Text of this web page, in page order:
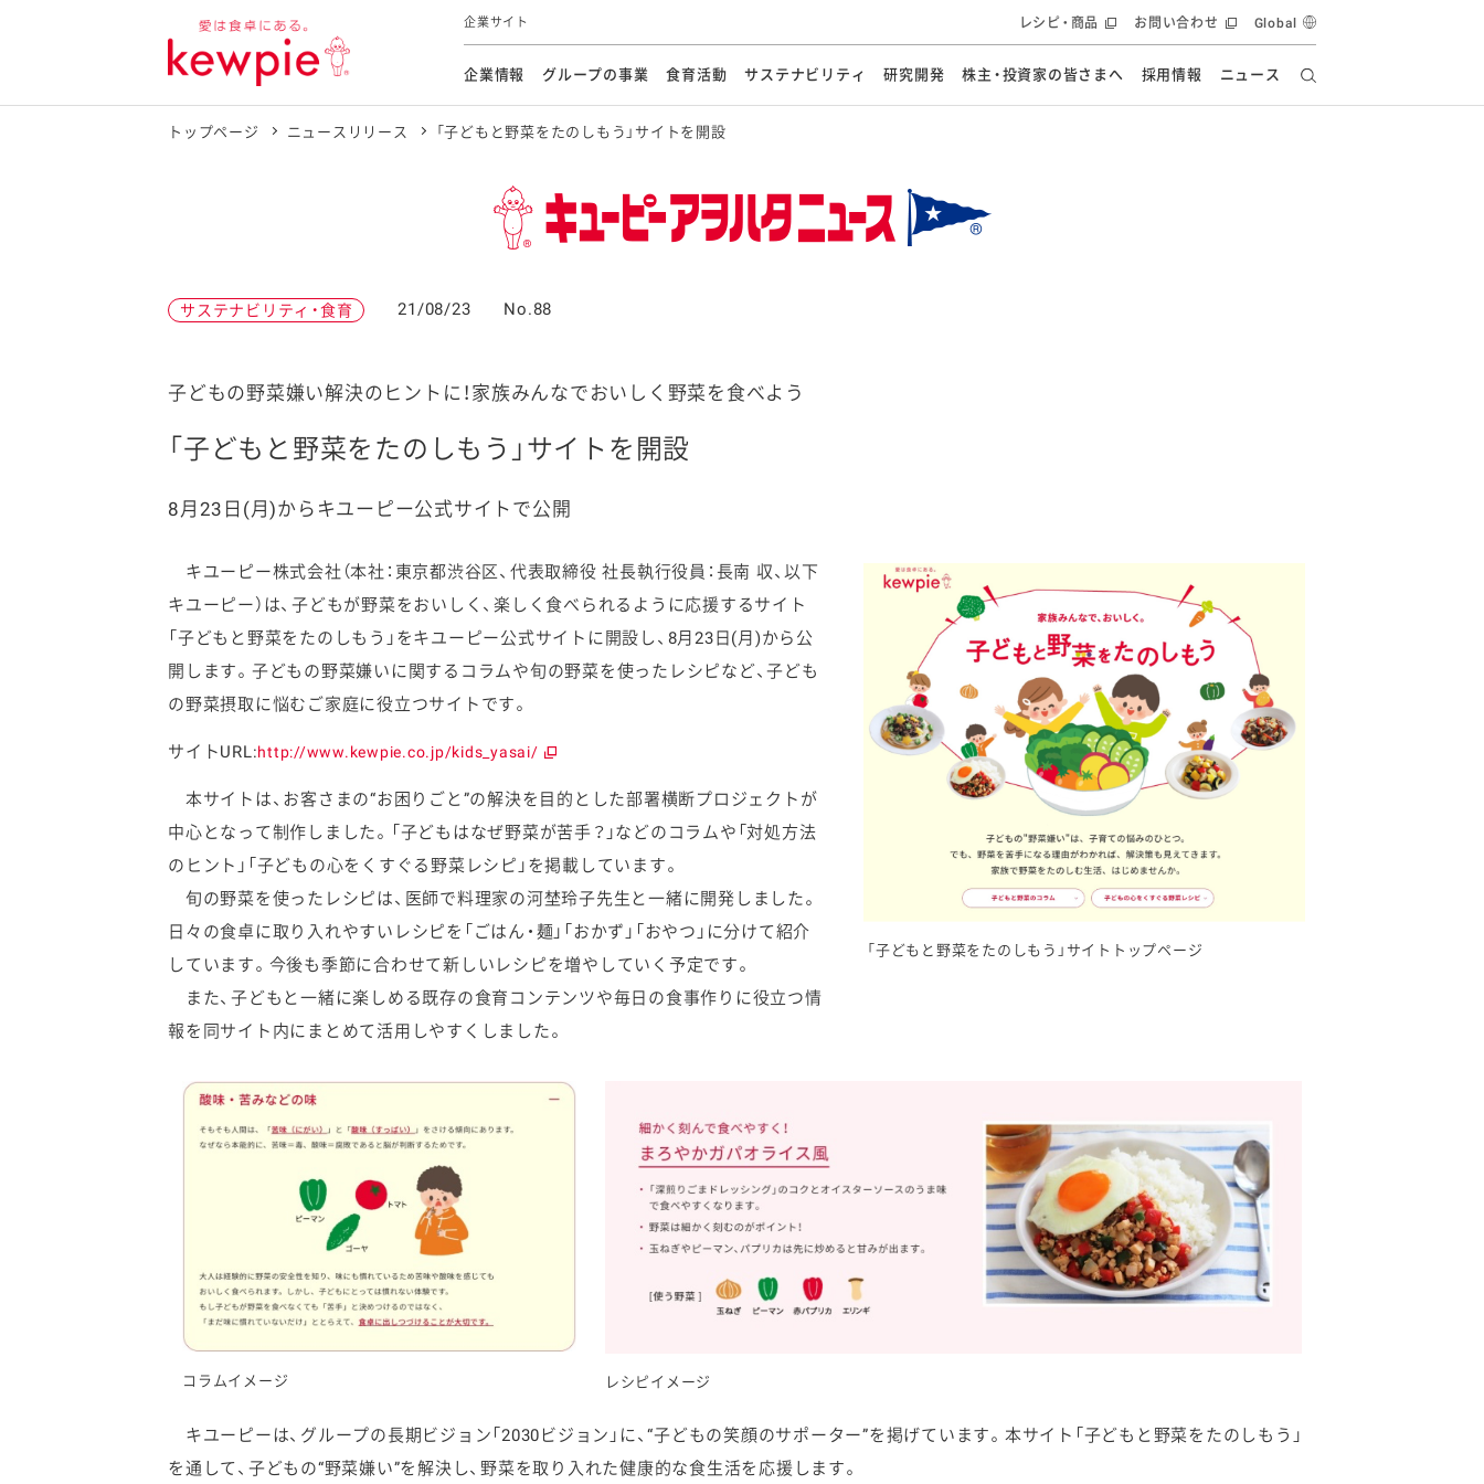
企業サイト
企業情報
トップメッセージ 基本方針
グループの事業
市販用 業務用
食育活動
食育活動方針 食育活動の歩み
食をテーマにした講演会 オープンキッチン（工場見学） マヨテラス（見学施設）
サステナビリティ
トップメッセージ サステナビリティマネジメント
持続可能な調達 人権の尊重 ガバナンス
品質と安全・安心 開示方針
イニシアチブ・加盟団体
サステナビリティ活動
研究開発
本部長メッセージ 研究開発ビジョン
株主・投資家の皆さまへ
個人投資家の皆さまへ 経営情報
IRよくあるご質問 ディスクロージャーポリシー 電子公告
免責事項
採用情報 ニュース
レシピ・商品
お客様相談室 業務用商品
ファインケミカル
お問い合わせ Global
サステナビリティ・食育 21/08/23 No.88
子どもの野菜嫌い解決のヒントに！家族みんなでおいしく野菜を食べよう
「子どもと野菜をたのしもう」サイトを開設
8月23日(月)からキユーピー公式サイトで公開
「子どもと野菜をたのしもう」サイトトップページ
キユーピー株式会社（本社：東京都渋谷区、代表取締役 社長執行役員：長南 収、以下
キユーピー）は、子どもが野菜をおいしく、楽しく食べられるように応援するサイト
「子どもと野菜をたのしもう」をキユーピー公式サイトに開設し、8月23日(月)から公
開します。子どもの野菜嫌いに関するコラムや旬の野菜を使ったレシピなど、子ども
の野菜摂取に悩むご家庭に役立つサイトです。
サイトURL:http://www.kewpie.co.jp/kids_yasai/
本サイトは、お客さまの“お困りごと”の解決を目的とした部署横断プロジェクトが
中心となって制作しました。「子どもはなぜ野菜が苦手？」などのコラムや「対処方法
のヒント」「子どもの心をくすぐる野菜レシピ」を掲載しています。
旬の野菜を使ったレシピは、医師で料理家の河埜玲子先生と一緒に開発しました。
日々の食卓に取り入れやすいレシピを「ごはん・麺」「おかず」「おやつ」に分けて紹介
しています。今後も季節に合わせて新しいレシピを増やしていく予定です。
また、子どもと一緒に楽しめる既存の食育コンテンツや毎日の食事作りに役立つ情
報を同サイト内にまとめて活用しやすくしました。
コラムイメージ レシピイメージ
キユーピーは、グループの長期ビジョン「2030ビジョン」に、“子どもの笑顔のサポーター”を掲げています。本サイト「子どもと野菜をたのしもう」
を通して、子どもの“野菜嫌い”を解決し、野菜を取り入れた健康的な食生活を応援します。
トップページ ニュースリリース 「子どもと野菜をたのしもう」サイトを開設